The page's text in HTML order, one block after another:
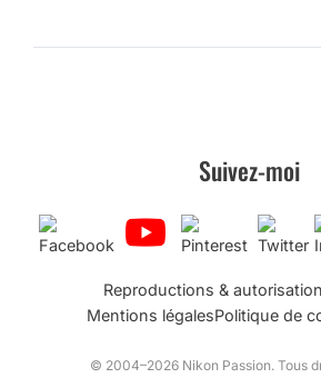
Suivez-moi
Reproductions &
Mentions légalesPolitique de
© 2004–2026 Nikon Passion. Tous